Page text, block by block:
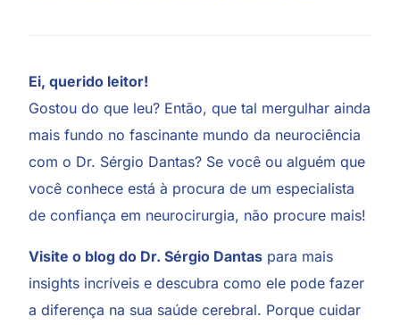
Ei, querido leitor!
Gostou do que leu? Então, que tal mergulhar ainda
mais fundo no fascinante mundo da neurociência
com o Dr. Sérgio Dantas? Se você ou alguém que
você conhece está à procura de um especialista
de confiança em neurocirurgia, não procure mais!
Visite o blog do Dr. Sérgio Dantas para mais
insights incríveis e descubra como ele pode fazer
a diferença na sua saúde cerebral. Porque cuidar